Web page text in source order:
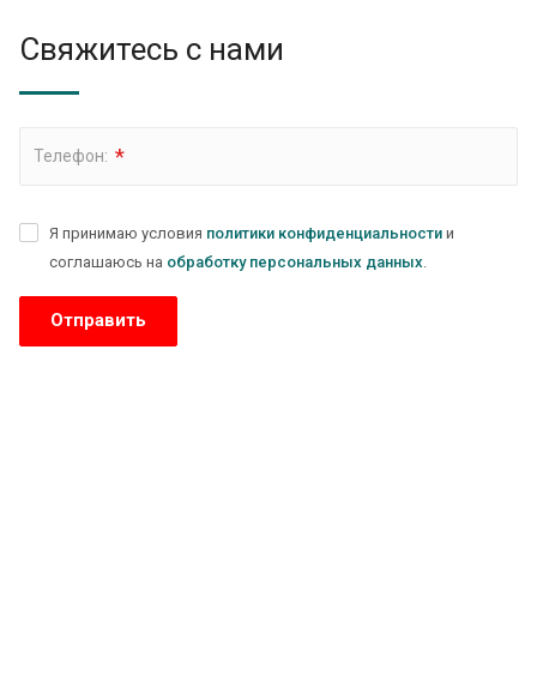
Свяжитесь с нами
Телефон: *
Я принимаю условия политики конфиденциальности и
соглашаюсь на обработку персональных данных